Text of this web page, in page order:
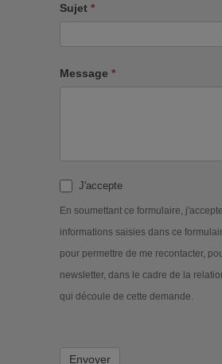
Sujet *
Message *
J'accepte
En soumettant ce formulaire,
informations saisies dans ce
pour permettre de me recontacter,
newsletter, dans le cadre de la
qui découle de cette demande.
Envoyer